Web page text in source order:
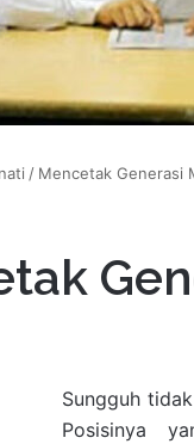
/ Mencetak Generasi
Sungguh
Posisinya